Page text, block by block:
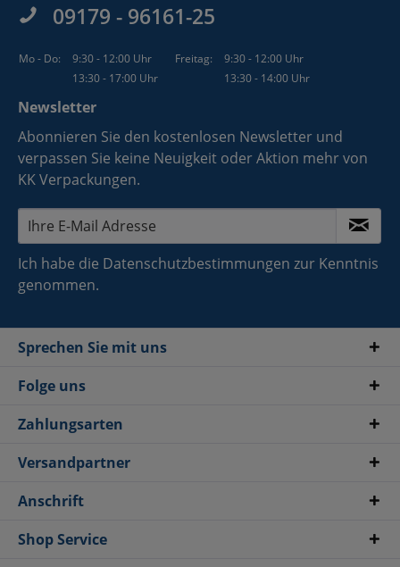
09179 - 96161-25
Mo - Do: 9:30 - 12:00 Uhr Freitag:
9:30 - 12:00 Uhr
13:30 - 17:00 Uhr
13:30 - 14:00 Uhr
Newsletter
Abonnieren Sie den kostenlosen Newsletter und
verpassen Sie keine Neuigkeit oder Aktion mehr von
KK Verpackungen.
Ich habe die Datenschutzbestimmungen zur Kenntnis
genommen.
Sprechen Sie mit uns
Folge uns
Zahlungsarten
Versandpartner
Anschrift
Shop Service